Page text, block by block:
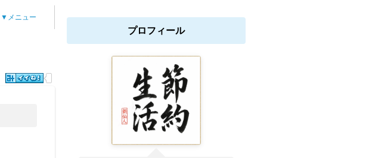
▼メニュー
プロフィール